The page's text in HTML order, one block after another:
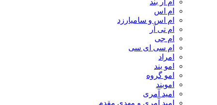
ام اس
ام اس و سامیارزد
ام تی آر
ام جی
ام سی ای سی
امراد
امو بند
امو گروه
اموبند
امید آمری
امید آمری و مهدی مقدم